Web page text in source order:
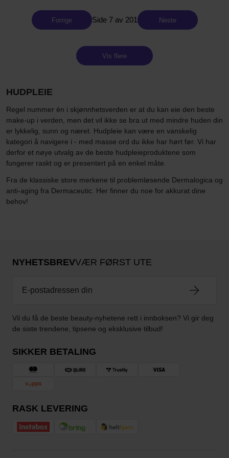
Forrige Side 7 av 201 Neste
Vis flere
HUDPLEIE
Regel nummer èn i skjønnhetsverden er at du kan eie den beste
make-up i verden, men det vil ikke se bra ut med mindre huden din
er lykkelig, sunn og næret. Hudpleie kan være en vanskelig
kategori å navigere i - med masse ord du ikke har hørt før. Vi har
derfor et nøye utvalg av de beste hudpleieproduktene som
fungerer raskt og er presentert på en enkel måte.
Fra de klassiske store merkene til problemløsende Dermalogica og
anti-aging fra Dermaceutic. Her finner du noe for akkurat dine
behov!
NYHETSBREVVÆR FØRST UTE
Vil du få de beste beauty-nyhetene rett i innboksen? Vi gir deg
de siste trendene, tipsene og eksklusive tilbud!
SIKKER BETALING
RASK LEVERING